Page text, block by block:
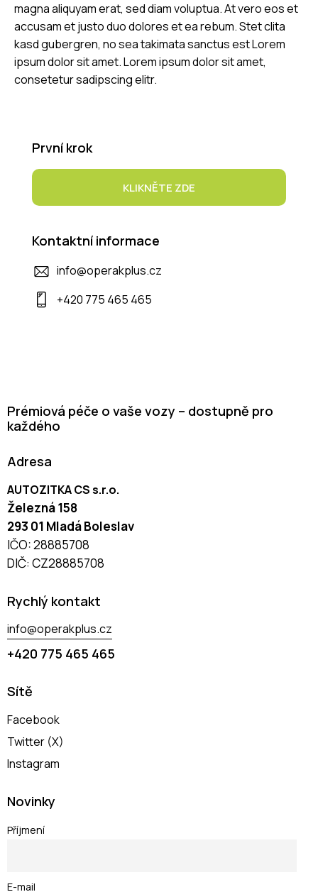
magna aliquyam erat, sed diam voluptua. At vero eos et
accusam et justo duo dolores et ea rebum. Stet clita
kasd gubergren, no sea takimata sanctus est Lorem
ipsum dolor sit amet. Lorem ipsum dolor sit amet,
consetetur sadipscing elitr.
První krok
KLIKNĚTE ZDE
Kontaktní informace
info@operakplus.cz
+420 775 465 465
Prémiová péče o vaše vozy – dostupně pro
každého
Adresa
AUTOZITKA CS s.r.o.
Železná 158
293 01 Mladá Boleslav
IČO: 28885708
DIČ: CZ28885708
Rychlý kontakt
info@operakplus.cz
+420 775 465 465
Sítě
Facebook
Twitter (X)
Instagram
Novinky
Příjmení
E-mail